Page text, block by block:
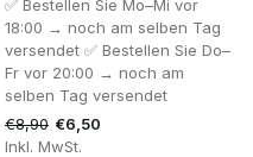
Überlastung
erhöht die
Ihres AEG.
✅ Bestellen Sie Mo–Mi vor
18:00 → noch am selben Tag
versendet ✅ Bestellen Sie Do–
Fr vor 20:00 → noch am
selben Tag versendet
€8,90 €6,50
Inkl. MwSt.